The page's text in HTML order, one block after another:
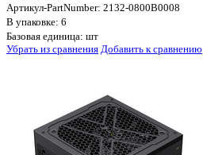
Артикул-PartNumber: 2132-0800B0008
В упаковке: 6
Базовая единица: шт
Убрать из сравнения Добавить к сравнению